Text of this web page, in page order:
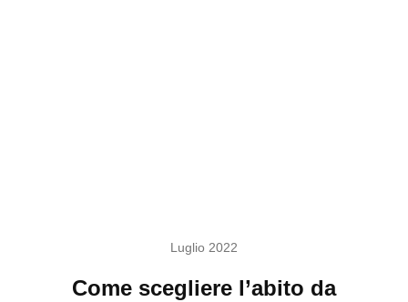
Luglio 2022
Come scegliere l’abito da